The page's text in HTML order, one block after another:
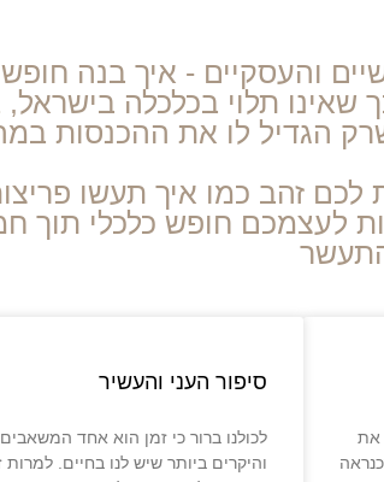
שאינו תלוי בכלכלה
הגדיל לו את ההכנסות
לכם זהב כמו איך תעשו
לעצמכם חופש כלכלי
את
סיפור העני והעשיר
לכולנו ברור כי זמן הוא אחד
והיקרים ביותר שיש לנו בחיים. למרות